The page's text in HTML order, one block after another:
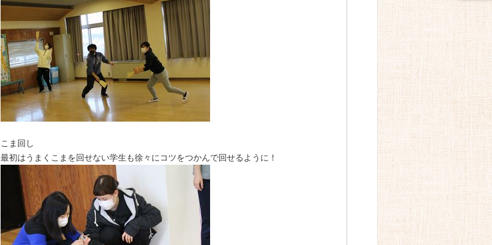
こま回し
最初はうまくこまを回せない学生も徐々にコツをつかんで回せるように！